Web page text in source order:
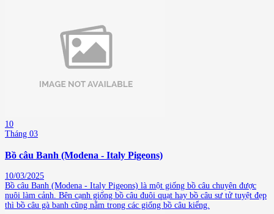
10
Tháng 03
Bồ câu Banh (Modena - Italy Pigeons)
10/03/2025
Bồ câu Banh (Modena - Italy Pigeons) là một giống bồ câu chuyên được
nuôi làm cảnh. Bên cạnh giống bồ câu đuôi quạt hay bồ câu sư tử tuyệt đẹp
thì bồ câu gà banh cũng nằm trong các giống bồ câu kiểng.